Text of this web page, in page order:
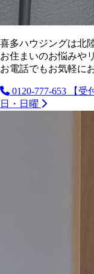
喜多ハウジングは北
お住まいのお悩みや
お電話でもお気軽に
0120-777-653
【
日・日曜